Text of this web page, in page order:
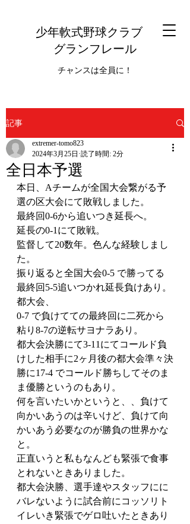
少年軟式野球クラブ
グランフレール
チャンスは全員に！
記事
全日本予選
extremer-tomo823
2024年3月25日 読了時間: 2分
本日、Aチームが全国大会繋がる予
選の区大会にて敗戦しました。
最終回0-6から追いつき延長へ。
延長の0-1にて敗戦。
監督して20数年。色んな経験しまし
た。
振り返ると全国大会0-5 で勝ってる
最終回5-5追いつかれ延長負けあり。
都大会、
0-7 で負けてての最終回に二死から
粘り8-7の逆転サヨナラあり。
都大会決勝にて3-11にてコールド負
けした相手に2ヶ月後の都大会準々決
勝に17-4 でコールド勝ちしてそのま
ま優勝というのもあり。
何を言いたいかというと、、負けて
向かいあうのは辛いけど、負けて向
かいあう必要なのが勝負の世界かな
と。
正直いうと私もなんども緊張で食事
とれないときありました。
都大会決勝、選手達やスタッフにに
バレないように試合前にコッソリト
イレいき緊張でゲロ吐いたときあり